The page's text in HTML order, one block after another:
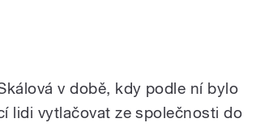
v době, kdy podle ní bylo
lidi vytlačovat ze společnosti do